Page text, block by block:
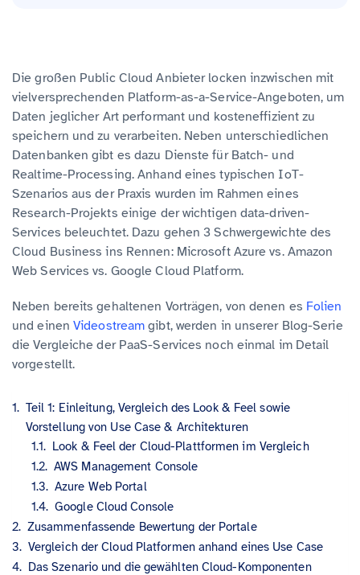
Die großen Public Cloud Anbieter locken inzwischen mit
vielversprechenden Platform-as-a-Service-Angeboten, um
Daten jeglicher Art performant und kosteneffizient zu
speichern und zu verarbeiten. Neben unterschiedlichen
Datenbanken gibt es dazu Dienste für Batch- und
Realtime-Processing. Anhand eines typischen IoT-
Szenarios aus der Praxis wurden im Rahmen eines
Research-Projekts einige der wichtigen data-driven-
Services beleuchtet. Dazu gehen 3 Schwergewichte des
Cloud Business ins Rennen: Microsoft Azure vs. Amazon
Web Services vs. Google Cloud Platform.
Neben bereits gehaltenen Vorträgen, von denen es Folien
und einen Videostream gibt, werden in unserer Blog-Serie
die Vergleiche der PaaS-Services noch einmal im Detail
vorgestellt.
Teil 1: Einleitung, Vergleich des Look & Feel sowie
Vorstellung von Use Case & Architekturen
Look & Feel der Cloud-Plattformen im Vergleich
AWS Management Console
Azure Web Portal
Google Cloud Console
Zusammenfassende Bewertung der Portale
Vergleich der Cloud Platformen anhand eines Use Case
Das Szenario und die gewählten Cloud-Komponenten